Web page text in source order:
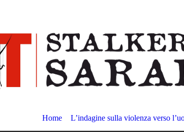
Home L’indagine sulla violenza verso